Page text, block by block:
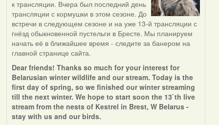
к трансляции. Вчера был последний день
трансляции с кормушки в этом сезоне. До
встречи в следующем сезоне и на уже 13-й трансляции с
гнёзд обыкновенной пустельги в Бресте. Мы планируем
начать её в ближайшее время - следите за банером на
главной странице сайта.
Dear friends! Thanks so much for your interest for
Belarusian winter wildlife and our stream. Today is the
first day of spring, so we finished our winter streaming
till the next winter. We hope to start soon the 13`th live
stream from the nests of Kestrel in Brest, W Belarus -
stay with us and our birds.